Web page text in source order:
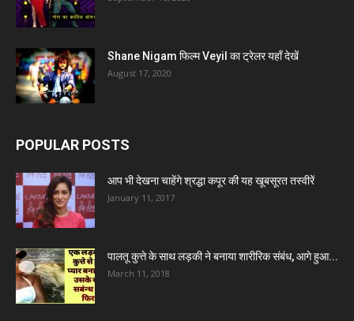
Shane Nigam फिल्म Veyil का ट्रेलर यहाँ देखें
August 17, 2020
POPULAR POSTS
आप भी देखना चाहेंगे श्रद्धा कपूर की यह खूबसूरत तस्वीरें
January 11, 2017
पालतू कुत्ते के साथ लड़की ने बनाया शारीरिक संबंध, आगे हुआ...
March 11, 2018